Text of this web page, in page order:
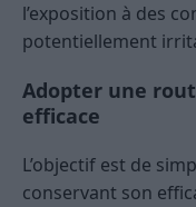
l’exposition à des
potentiellement
Adopter une
efficace
L’objectif est de
conservant son